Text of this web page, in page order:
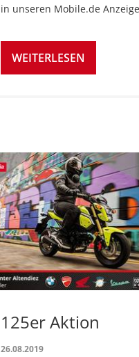
in unseren Mobile.de
WEITERLESEN
125er Aktion
26.08.2019